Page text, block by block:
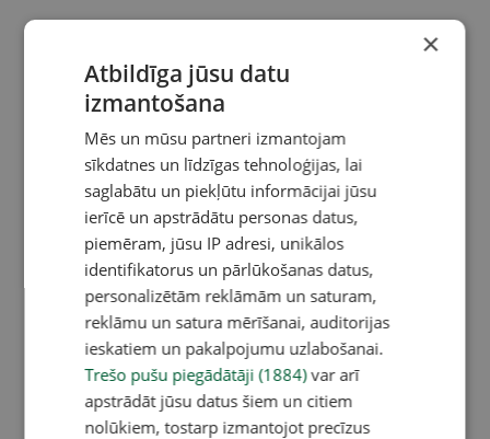
×
Atbildīga jūsu datu
izmantošana
Mēs un mūsu partneri izmantojam
sīkdatnes un līdzīgas tehnoloģijas, lai
saglabātu un piekļūtu informācijai jūsu
ierīcē un apstrādātu personas datus,
piemēram, jūsu IP adresi, unikālos
identifikatorus un pārlūkošanas datus,
personalizētām reklāmām un saturam,
reklāmu un satura mērīšanai, auditorijas
ieskatiem un pakalpojumu uzlabošanai.
Trešo pušu piegādātāji (1884)var arī
apstrādāt jūsu datus šiem un citiem
nolūkiem, tostarp izmantojot precīzus